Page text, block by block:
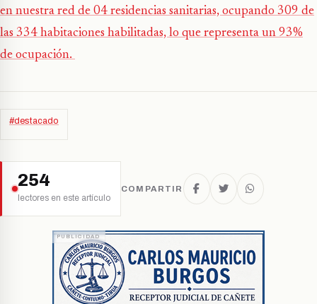
en nuestra red de 04 residencias sanitarias, ocupando 309 de
las 334 habitaciones habilitadas, lo que representa un 93%
de ocupación.
#destacado
254
lectores en este artículo
COMPARTIR